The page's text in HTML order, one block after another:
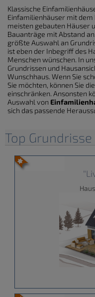
Klassische
Einfamilienhäuser mit dem
meisten gebauten Häuser
Bauanträge mit Abstand
größte Auswahl an
ist eben der Inbegriff des
Menschen wünschen. In
Grundrissen und
Wunschhaus. Wenn Sie
Sie möchten, können Sie
einschränken. Ansonsten
Auswahl von
sich das passende
Top